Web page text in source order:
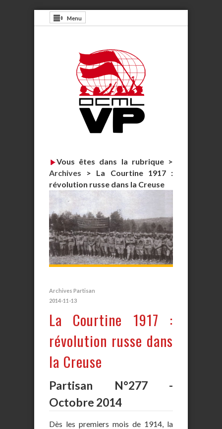
Menu
Vous êtes dans la rubrique >
Archives > La Courtine 1917 :
révolution russe dans la Creuse
Archives Partisan
2014-11-13
La Courtine 1917 :
révolution russe dans
la Creuse
Partisan N°277 -
Octobre 2014
Dès les premiers mois de 1914, la